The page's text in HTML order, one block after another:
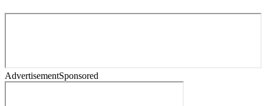
AdvertisementSponsored